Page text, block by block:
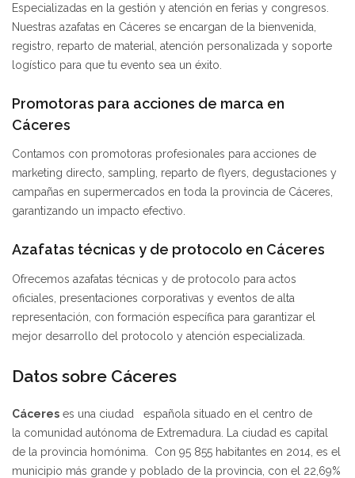
Especializadas en la gestión y atención en ferias y congresos.
Nuestras azafatas en Cáceres se encargan de la bienvenida,
registro, reparto de material, atención personalizada y soporte
logístico para que tu evento sea un éxito.
Promotoras para acciones de marca en
Cáceres
Contamos con promotoras profesionales para acciones de
marketing directo, sampling, reparto de flyers, degustaciones y
campañas en supermercados en toda la provincia de Cáceres,
garantizando un impacto efectivo.
Azafatas técnicas y de protocolo en Cáceres
Ofrecemos azafatas técnicas y de protocolo para actos
oficiales, presentaciones corporativas y eventos de alta
representación, con formación específica para garantizar el
mejor desarrollo del protocolo y atención especializada.
Datos sobre Cáceres
Cáceres es una ciudad española situado en el centro de
la comunidad autónoma de Extremadura. La ciudad es capital
de la provincia homónima. Con 95 855 habitantes en 2014, es el
municipio más grande y poblado de la provincia, con el 22,69%